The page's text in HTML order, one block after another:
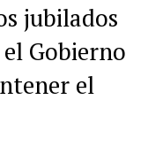
jubilados
Gobierno
el